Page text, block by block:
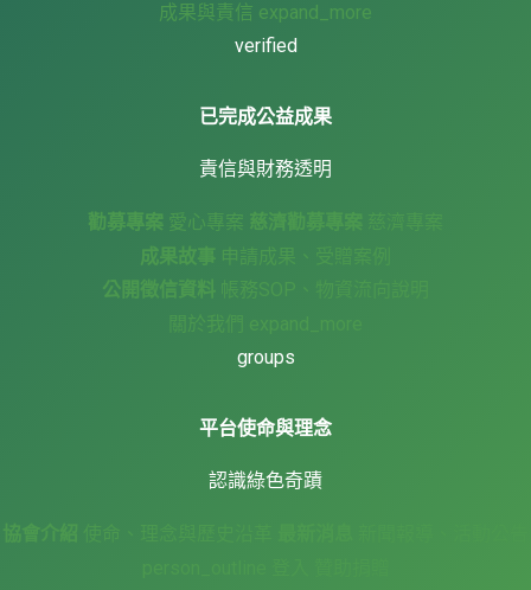
成果與責信 expand_more
verified
已完成公益成果
責信與財務透明
勸募專案 愛心專案 慈濟勸募專案
成果故事 申請成果、受贈案例
公開徵信資料
groups
平台使命與理念
認識綠色奇蹟